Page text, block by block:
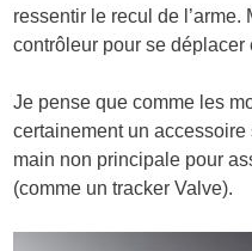
ressentir le recul de
contrôleur pour se déplacer
Je pense que comme les
certainement un
main non principale pour
(comme un tracker Valve).